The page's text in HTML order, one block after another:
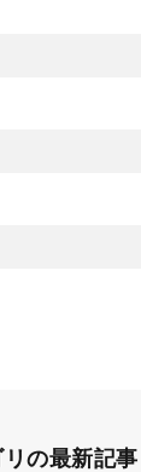
リの最新記事